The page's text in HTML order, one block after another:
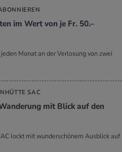
im Wert von je Fr. 50.–
Monat an der Verlosung von zwei
SAC
mit Blick auf den
lockt mit wunderschönem Ausblick auf